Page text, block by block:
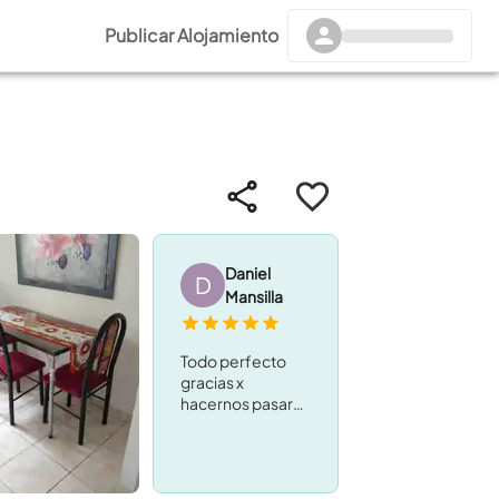
Publicar Alojamiento
D
Daniel
Mansilla
Todo perfecto
gracias x
hacernos pasar